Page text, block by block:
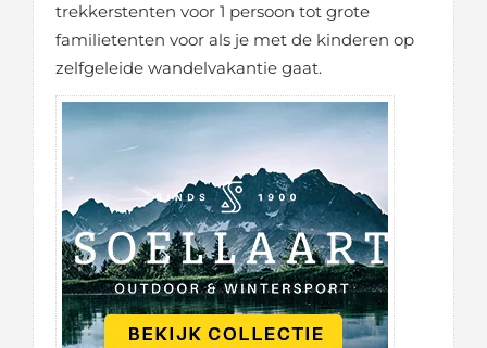
trekkerstenten voor 1 persoon tot grote
familietenten voor als je met de kinderen op
zelfgeleide wandelvakantie gaat.